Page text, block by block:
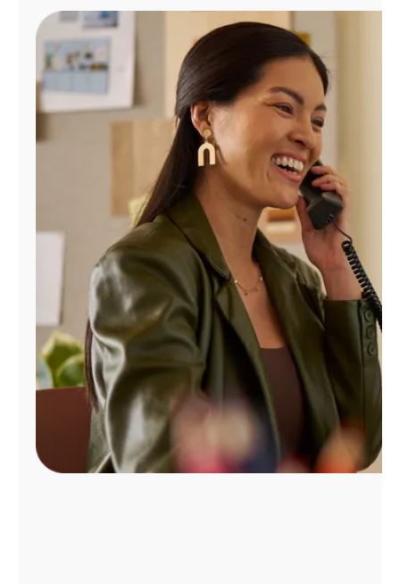
Administrar
cuenta
Encuentra
tienda